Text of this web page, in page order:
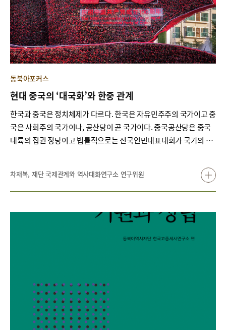
동북아포커스
현대 중국의 ‘대국화’와 한중 관계
한국과 중국은 정치체제가 다르다. 한국은 자유민주주의 국가이고 중
국은 사회주의 국가이나, 공산당이 곧 국가이다. 중국공산당은 중국
대륙의 집권 정당이고 법률적으로는 전국인민대표대회가 국가의 최
일보人民日报(2021.6.30)」에 의하면, 공산당원은 창당 당시(1921
년) 50명에서 현재(2021년 6월 5일 기준) 9,514만 8,000명까지 증가
하였고, 당의 기층조직은 총 486만 4,000개이다. 중국공산당은 성립
었지만 세계 정당사에 흔치 않은 장장 100년 동안 집권당 지위를 유
에 경각심을 가지면서 ‘애국주의’ 교육을 강화하였다. 2000년대 후진
타오 시기의 중국은 강대국 반열에 오르며 애국주의, 중화민족주의,
중국 특유의 사회주의 건설 이념을 토대로 대외 확장을 도모했다. 그
리고 2010년대 시진핑 시기, 중국의 ‘대국화’는 ‘중화민족의 위대한
차재복, 재단 국제관계와 역사대화연구소 연구위원